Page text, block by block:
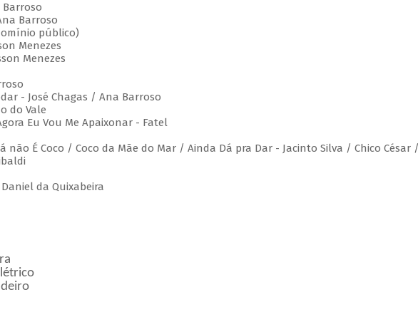
Barroso
Barroso
público)
Menezes
Menezes
- José Chagas / Ana Barroso
do Vale
Eu Vou Me Apaixonar - Fatel
não É Coco / Coco da Mãe do Mar / Ainda Dá pra Dar - Jacinto Silva / Chico César /
da Quixabeira